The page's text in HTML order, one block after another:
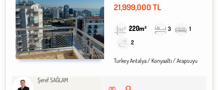
21,999,000 TL
220m² 3
1
2
Turkey Antalya / Konyaaltı/ Arapsuyu
Şeref SAĞLAM